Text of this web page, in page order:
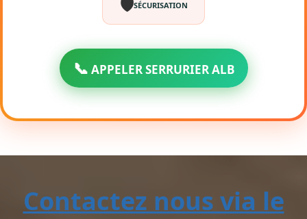
🛡️SÉCURISATION
📞 APPELER SERRURIER ALB
Contactez nous via le